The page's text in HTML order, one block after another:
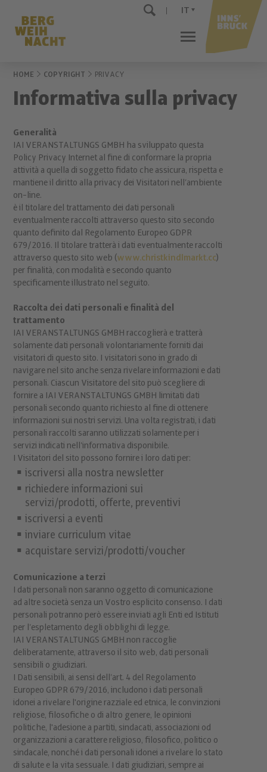
IT
HOME COPYRIGHT PRIVACY
Informativa sulla privacy
Generalità
IAI VERANSTALTUNGS GMBH ha sviluppato questa
Policy Privacy Internet al fine di conformare la propria
attività a quella di soggetto fidato che assicura, rispetta e
mantiene il diritto alla privacy dei Visitatori nell’ambiente
on-line.
è il titolare del trattamento dei dati personali
eventualmente raccolti attraverso questo sito secondo
quanto definito dal Regolamento Europeo GDPR
679/2016. Il titolare tratterà i dati eventualmente raccolti
attraverso questo sito web (www.christkindlmarkt.cc)
per finalità, con modalità e secondo quanto
specificamente illustrato nel seguito.
Raccolta dei dati personali e finalità del
trattamento
IAI VERANSTALTUNGS GMBH raccoglierà e tratterà
solamente dati personali volontariamente forniti dai
visitatori di questo sito. I visitatori sono in grado di
navigare nel sito anche senza rivelare informazioni e dati
personali. Ciascun Visitatore del sito può scegliere di
fornire a IAI VERANSTALTUNGS GMBH limitati dati
personali secondo quanto richiesto al fine di ottenere
informazioni sui nostri servizi. Una volta registrati, i dati
personali raccolti saranno utilizzati solamente per i
servizi indicati nell’informativa disponibile.
I Visitatori del sito possono fornire i loro dati per:
iscriversi alla nostra newsletter
richiedere informazioni sui
servizi/prodotti, offerte, preventivi
iscriversi a eventi
inviare curriculum vitae
acquistare servizi/prodotti/voucher
Comunicazione a terzi
I dati personali non saranno oggetto di comunicazione
ad altre società senza un Vostro esplicito consenso. I dati
personali potranno però essere inviati agli Enti ed Istituti
per l’espletamento degli obblighi di legge.
IAI VERANSTALTUNGS GMBH non raccoglie
deliberatamente, attraverso il sito web, dati personali
sensibili o giudiziari.
I Dati sensibili, ai sensi dell’art. 4 del Regolamento
Europeo GDPR 679/2016, includono i dati personali
idonei a rivelare l'origine razziale ed etnica, le convinzioni
religiose, filosofiche o di altro genere, le opinioni
politiche, l'adesione a partiti, sindacati, associazioni od
organizzazioni a carattere religioso, filosofico, politico o
sindacale, nonché i dati personali idonei a rivelare lo stato
di salute e la vita sessuale. I dati giudiziari, sempre ai